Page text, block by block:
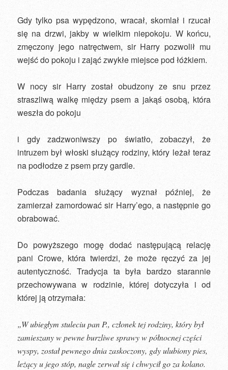
Gdy tylko psa wypędzono, wracał, skomlał i rzucał
się na drzwi, jakby w wielkim niepokoju. W końcu,
zmęczony jego natręctwem, sir Harry pozwolił mu
wejść do pokoju i zająć zwykłe miejsce pod łóżkiem.
W nocy sir Harry został obudzony ze snu przez
straszliwą walkę między psem a jakąś osobą, która
weszła do pokoju
i gdy zadzwoniwszy po światło, zobaczył, że
intruzem był włoski służący rodziny, który leżał teraz
na podłodze z psem przy gardle.
Podczas badania służący wyznał później, że
zamierzał zamordować sir Harry’ego, a następnie go
obrabować.
Do powyższego mogę dodać następującą relację
pani Crowe, która twierdzi, że może ręczyć za jej
autentyczność. Tradycja ta była bardzo starannie
przechowywana w rodzinie, której dotyczyła i od
której ją otrzymała:
„W ubiegłym stuleciu pan P., członek tej rodziny, który był
zamieszany w pewne burzliwe sprawy w północnej części
wyspy, został pewnego dnia zaskoczony, gdy ulubiony pies,
leżący u jego stóp, nagle zerwał się i chwycił go za kolano.